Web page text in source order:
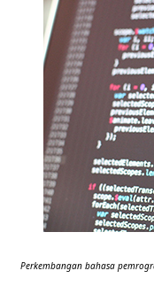
Perkembangan bahasa